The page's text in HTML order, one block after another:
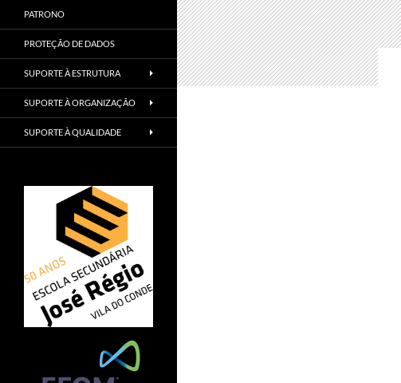
PATRONO
PROTEÇÃO DE DADOS
SUPORTE À ESTRUTURA
SUPORTE À ORGANIZAÇÃO
SUPORTE À QUALIDADE